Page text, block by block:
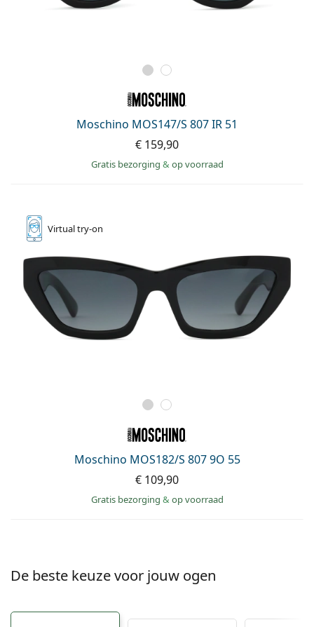
Moschino MOS147/S 807 IR 51
€ 159,90
Gratis bezorging & op voorraad
Virtualtry-on
Moschino MOS182/S 807 9O 55
€ 109,90
Gratis bezorging & op voorraad
De beste keuze voor jouw ogen